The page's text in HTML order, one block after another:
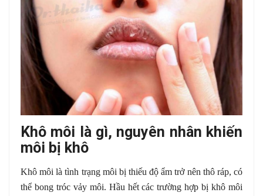
Khô môi là gì, nguyên nhân khiến
môi bị khô
Khô môi là tình trạng môi bị thiếu độ ẩm trở nên thô ráp, có
thể bong tróc vảy môi. Hầu hết các trường hợp bị khô môi